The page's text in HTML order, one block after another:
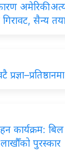
अमेरिकी
गिरावट, सैन्य
कार्यक्रम:
पुरस्कार